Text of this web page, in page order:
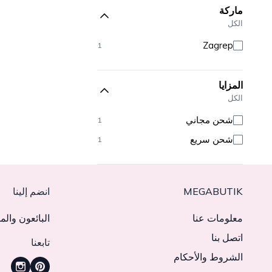
ماركة
الكل
Zagrep
1
المزايا
الكل
شحن مجاني 1
شحن سريع 1
MEGABUTIK
معلومات عنا
اتصل بنا
الشروط والأحكام
انضم إلينا
البائعون
تابعنا